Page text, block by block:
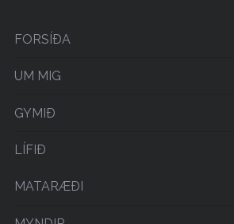
FORSÍÐA
UM MIG
GYMIÐ
LÍFIÐ
MATARÆÐI